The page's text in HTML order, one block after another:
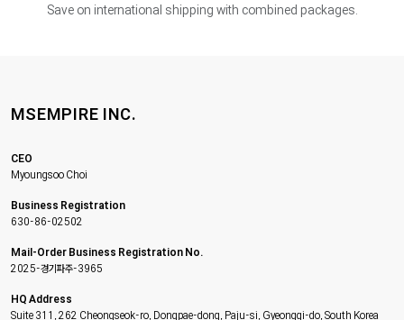
Save on international shipping with combined packages.
MSEMPIRE INC.
CEO
Myoungsoo Choi
Business Registration
630-86-02502
Mail-Order Business Registration No.
2025-경기파주-3965
HQ Address
Suite 311, 262 Cheongseok-ro, Dongpae-dong, Paju-si, Gyeonggi-do, South Korea